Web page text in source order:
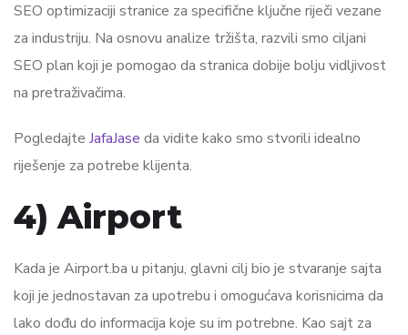
SEO optimizaciji stranice za specifične ključne riječi vezane
za industriju. Na osnovu analize tržišta, razvili smo ciljani
SEO plan koji je pomogao da stranica dobije bolju vidljivost
na pretraživačima.
Pogledajte JafaJase da vidite kako smo stvorili idealno
riješenje za potrebe klijenta.
4) Airport
Kada je Airport.ba u pitanju, glavni cilj bio je stvaranje sajta
koji je jednostavan za upotrebu i omogućava korisnicima da
lako dođu do informacija koje su im potrebne. Kao sajt za